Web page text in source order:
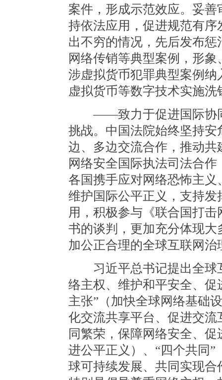
案件，形成示范效应。妥
持依法应用，促进规范有
出不穷的情况，先后发布
网络传销等典型案例，形
涉虚拟货币犯罪典型案例
虚拟货币等数字技术实施
——致力于促进国际协同
挑战。中国法院始终坚持
边、多边交流合作，推动
网络安全国际执法司法合
各国携手应对网络恐怖主
维护国际公平正义，支持
用，积极参与《联合国打
书的谈判，更加充分体现
加公正合理的全球互联网治
习近平总书记提出全球
络主权、维护和平安全、
主张”（加快全球网络基础
化交流共享平台、促进交
同繁荣，保障网络安全、
进公平正义）、“四个共同
球可持续发展、共同实现